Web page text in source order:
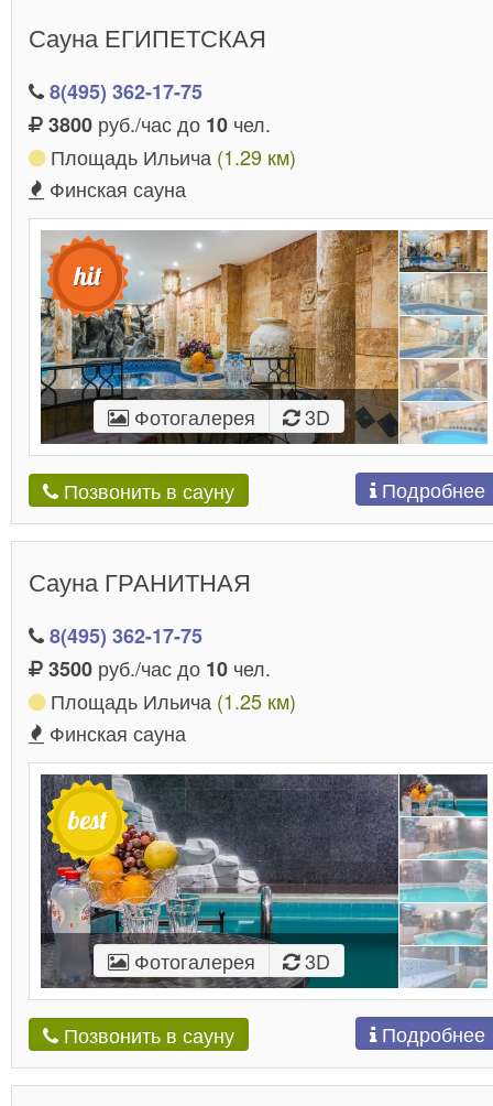
Сауна ЕГИПЕТСКАЯ
8(495) 362-17-75
3800 руб./час до 10 чел.
Площадь Ильича (1.29 км)
Финская сауна
Фотогалерея 3D
Позвонить в сауну Подробнее
Сауна ГРАНИТНАЯ
8(495) 362-17-75
3500 руб./час до 10 чел.
Площадь Ильича (1.25 км)
Финская сауна
Фотогалерея 3D
Позвонить в сауну Подробнее